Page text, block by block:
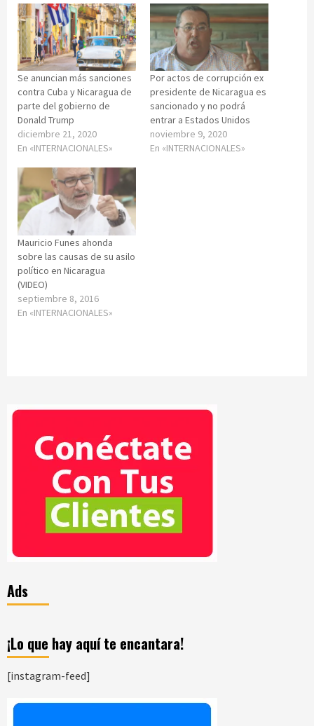
Se anuncian más sanciones
contra Cuba y Nicaragua de
parte del gobierno de
Donald Trump
diciembre 21, 2020
En «INTERNACIONALES»
Por actos de corrupción ex
presidente de Nicaragua es
sancionado y no podrá
entrar a Estados Unidos
noviembre 9, 2020
En «INTERNACIONALES»
Mauricio Funes ahonda
sobre las causas de su asilo
político en Nicaragua
(VIDEO)
septiembre 8, 2016
En «INTERNACIONALES»
Ads
¡Lo que hay aquí te encantara!
[instagram-feed]